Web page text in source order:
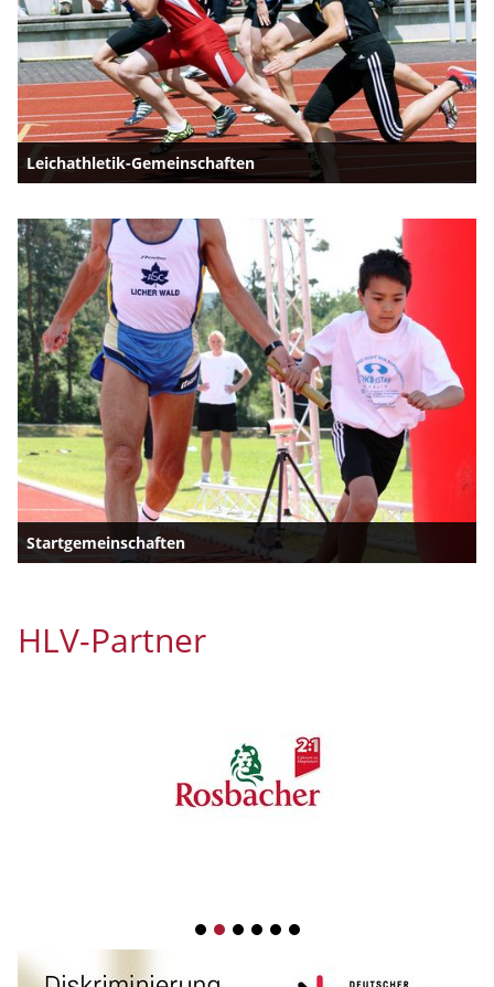
Leichathletik-Gemeinschaften
Startgemeinschaften
HLV-Partner
1 2 3 4 5 6